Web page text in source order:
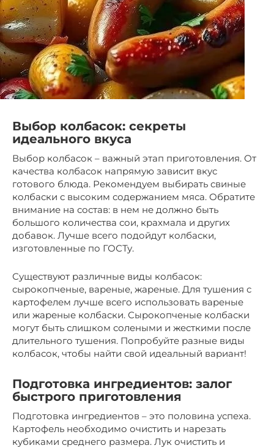
Выбор колбасок: секреты
идеального вкуса
Выбор колбасок – важный этап приготовления. От
качества колбасок напрямую зависит вкус
готового блюда. Рекомендуем выбирать свиные
колбаски с высоким содержанием мяса. Обратите
внимание на состав: в нем не должно быть
большого количества сои, крахмала и других
добавок. Лучше всего подойдут колбаски,
изготовленные по ГОСТу.
Существуют различные виды колбасок:
сырокопченые, вареные, жареные. Для тушения с
картофелем лучше всего использовать вареные
или жареные колбаски. Сырокопченые колбаски
могут быть слишком солеными и жесткими после
длительного тушения. Попробуйте разные виды
колбасок, чтобы найти свой идеальный вариант!
Подготовка ингредиентов: залог
быстрого приготовления
Подготовка ингредиентов – это половина успеха.
Картофель необходимо очистить и нарезать
кубиками среднего размера. Лук очистить и